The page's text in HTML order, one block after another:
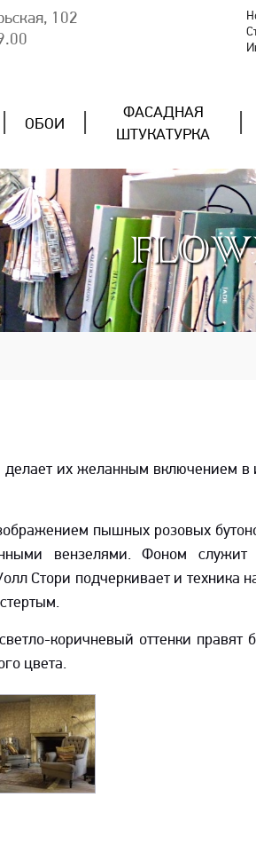
102
ОБОИ
ФАСАДНАЯ
ШТУКАТУРКА
их желанным включением в
пышных розовых
вензелями. Фоном служит
Стори подчеркивает и техника
коричневый оттенки правят
цвета.